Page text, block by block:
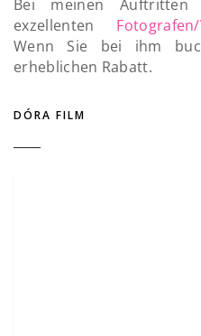
Bei meinen
exzellenten
Wenn Sie bei ihm
erheblichen Rabatt.
DÓRA FILM